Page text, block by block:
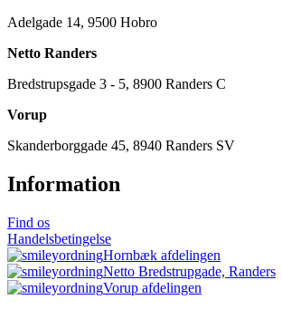
Adelgade 14, 9500 Hobro
Netto Randers
Bredstrupsgade 3 - 5, 8900 Randers C
Vorup
Skanderborggade 45, 8940 Randers SV
Information
Find os
Handelsbetingelse
Hornbæk afdelingen
Netto Bredstrupgade, Randers
Vorup afdelingen